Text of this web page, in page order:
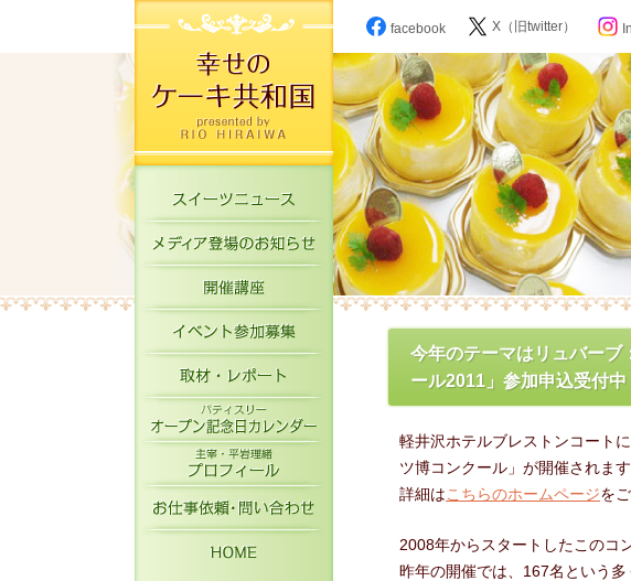
スイーツニュース
メディア登場のお知らせ
開催講座
イベント参加募集
取材・レポート
パティスリーオープン記念日カレン
主宰・平岩理緒プロフィール
お仕事依頼・お問い合わせ
facebook X（旧twitter）
今年のテーマはリュバーブ
ール2011」参加申込受付中
軽井沢ホテルブレストンコート
ツ博コンクール」が開催されます
詳細はこちらのホームページを
2008年からスタートしたこのコ
昨年の開催では、167名という多